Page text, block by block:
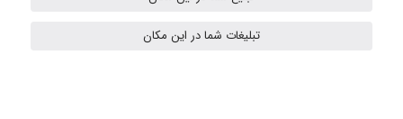
تبلیغات شما در این مکان